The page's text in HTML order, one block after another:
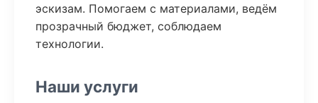
эскизам. Помогаем с материалами, ведём
прозрачный бюджет, соблюдаем
технологии.
Наши услуги